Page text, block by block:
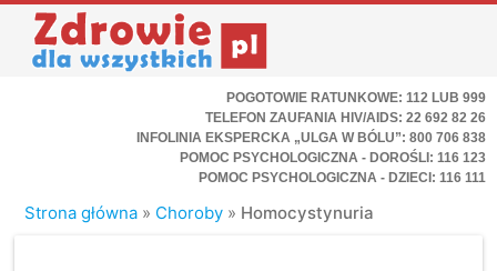
POGOTOWIE RATUNKOWE: 112 LUB 999
TELEFON ZAUFANIA HIV/AIDS: 22 692 82 26
INFOLINIA EKSPERCKA „ULGA W BÓLU”: 800 706 838
POMOC PSYCHOLOGICZNA - DOROŚLI: 116 123
POMOC PSYCHOLOGICZNA - DZIECI: 116 111
Strona główna » Choroby » Homocystynuria